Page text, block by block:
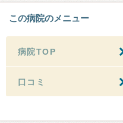
この病院のメニュー
病院TOP
口コミ